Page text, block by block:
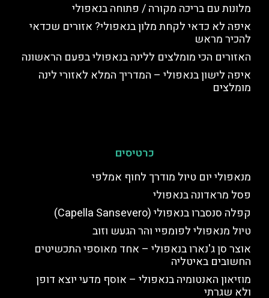
מלונות עם בריכה מקורה / פתוחה בנאפולי
איפה לא כדאי לקחת מלון בנאפולי? אזורים שכדאי
להכיר מראש
האזורים הכי מומלצים ללינה בנאפולי בפעם הראשונה
איפה לישון בנאפולי – המדריך המלא לאזורי לינה
מומלצים
כרטיסים
מנאפולי יום טיול מודרך לחוף אמלפי
פסל מראדונה בנאפולי
קפלה סנסברו בנאפולי (Capella Sansevero)
טיול מנאפולי לפומפיי והר הגעש וזוב
אוצר סן ג'נארו בנאפולי – אחד מאוספי התכשיטים
החשובים באיטליה
מוזיאון האנטומיה בנאפולי – אוסף מדעי יוצא דופן
ולא שגרתי